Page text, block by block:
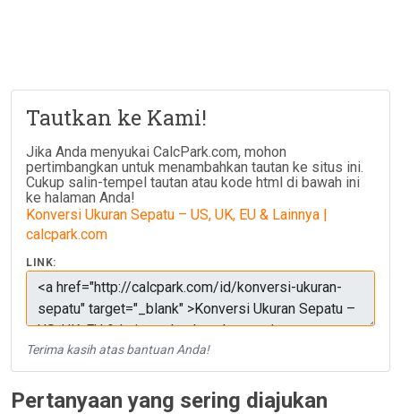
Tautkan ke Kami!
Jika Anda menyukai CalcPark.com, mohon
pertimbangkan untuk menambahkan tautan ke situs ini.
Cukup salin-tempel tautan atau kode html di bawah ini
ke halaman Anda!
Konversi Ukuran Sepatu – US, UK, EU & Lainnya |
calcpark.com
LINK:
Terima kasih atas bantuan Anda!
Pertanyaan yang sering diajukan